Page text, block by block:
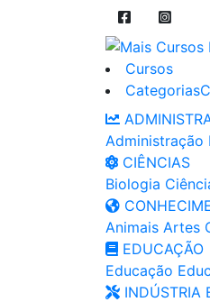
Cursos
Categorias
Administração
CIÊNCIAS
Biologia
Animais Artes
EDUCAÇÃO
Educação
INDÚSTRIA